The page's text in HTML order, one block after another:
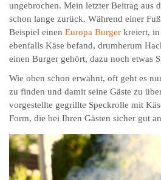
ungebrochen. Mein letzter Beitrag aus
schon lange zurück. Während einer
Beispiel einen Europa Burger kreiert, in
ebenfalls Käse befand, drumherum
einen Burger gehört, dazu noch etwas
Wie oben schon erwähnt, oft geht es
zu finden und damit seine Gäste zu
vorgestellte gegrillte Speckrolle mit
Form, die bei Ihren Gästen sicher gut